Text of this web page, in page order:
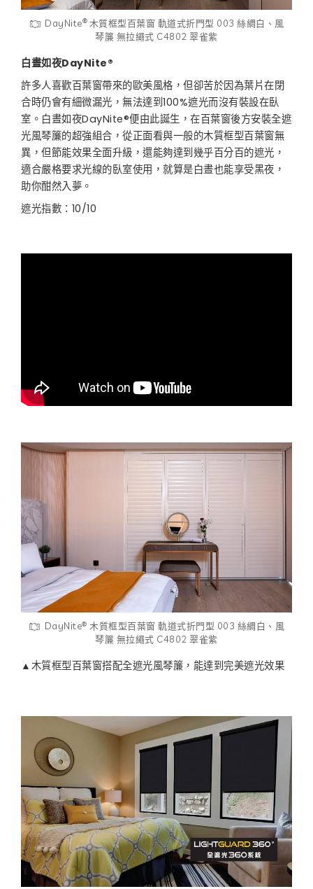
DayNite® 木質框型百葉窗 軌道式折門型 003 絲綢白、風
琴簾 無拉繩式 C4802 翠雀紫
白晝如夜DayNite®
許多人喜歡百葉窗帶來的歐美風格，但卻苦於因為葉片在閉
合時仍會有細微漏光，無法達到100%遮光而沒有裝設在臥
室。白晝如夜DayNite®便由此誕生，在百葉窗後方安裝全遮
光風琴簾的超強組合，從正面看與一般的木質框型百葉窗無
異，但節能效果全面升級，還能夠達到幾乎百分百的遮光，
適合嚴格要求光線的臥室使用，就算是白晝也能享受黑夜，
助你酣然入夢。
遮光指數：10/10
DayNite® 木質框型百葉窗 軌道式折門型 003 絲綢白、風
琴簾 無拉繩式 C4802 翠雀紫
▲木質框型百葉窗搭配全遮光風琴簾，能達到完美遮光效果